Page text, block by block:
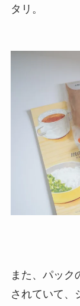
タリ。
また、パック
されていて、